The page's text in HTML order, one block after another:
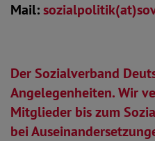
Mail:
Der Sozialverband
Angelegenheiten. Wir
Mitglieder bis zum
bei